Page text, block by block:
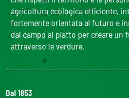
agricoltura ecologica efficiente,
fortemente orientata al futuro e
dal campo al piatto per creare un
attraverso le verdure.
Dal 1853